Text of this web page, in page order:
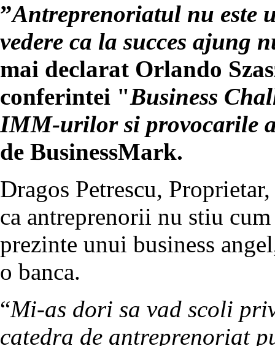
”Antreprenoriatul nu este
vedere ca la succes ajung
mai declarat Orlando
conferintei "Business
IMM-urilor si provocarile
de BusinessMark.
Dragos Petrescu,
ca antreprenorii nu stiu cum
prezinte unui business
o banca.
“Mi-as dori sa vad scoli
catedra de antreprenoriat